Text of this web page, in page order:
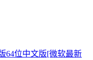
64位中文版[微软最新